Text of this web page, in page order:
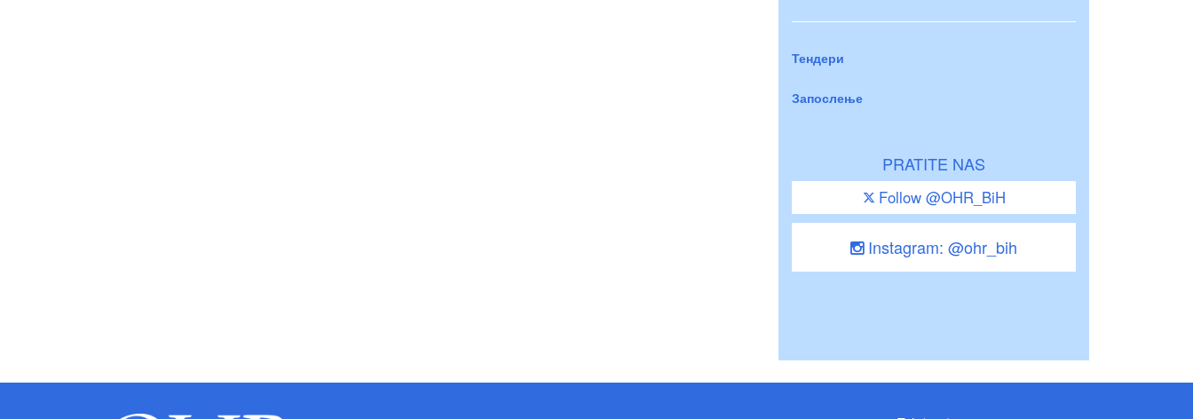
Тендери
Запослење
PRATITE NAS
Follow @OHR_BiH
Instagram: @ohr_bih